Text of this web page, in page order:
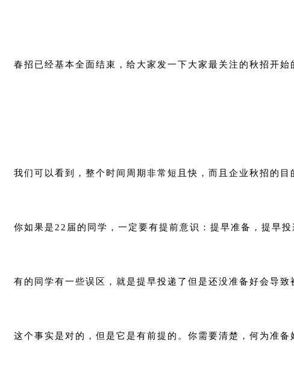
春招已经基本全面结束，给大家发一下大家最关注的秋招开始
我们可以看到，整个时间周期非常短且快，而且企业秋招的
你如果是22届的同学，一定要有提前意识：提早准备，提早投
有的同学有一些误区，就是提早投递了但是还没准备好会导
这个事实是对的，但是它是有前提的。你需要清楚，何为准